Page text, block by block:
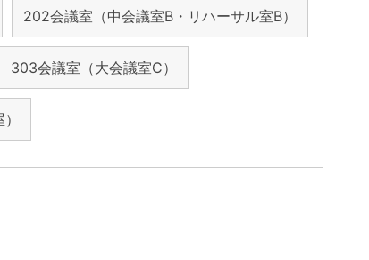
202会議室（中会議室B・リハーサル室B）
303会議室（大会議室C）